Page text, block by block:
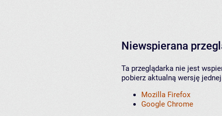
Niewspierana
Ta przeglądarka nie jest
pobierz aktualną wersję
Mozilla Firefox
Google Chrome